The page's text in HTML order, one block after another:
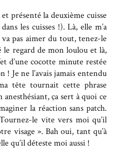
présenté la deuxième cuisse
les cuisses !). Là, elle m’a
pas aimer du tout, tenez-le
regard de mon loulou et là,
d’une cocotte minute restée
! Je ne l’avais jamais entendu
tête tournait cette phrase
ça sert à quoi ce
la réaction sans patch.
le vite vers moi qu’il
visage ». Bah oui, tant qu’à
qu’il déteste moi aussi !